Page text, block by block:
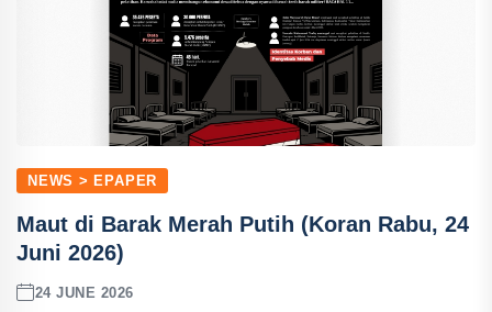
NEWS > EPAPER
Maut di Barak Merah Putih (Koran Rabu, 24
Juni 2026)
24 JUNE 2026